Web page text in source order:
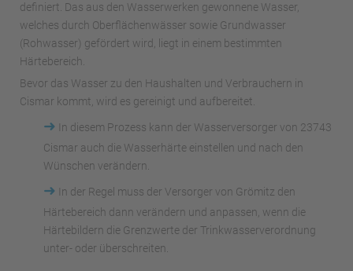
definiert. Das aus den Wasserwerken gewonnene Wasser,
welches durch Oberflächenwässer sowie Grundwasser
(Rohwasser) gefördert wird, liegt in einem bestimmten
Härtebereich.
Bevor das Wasser zu den Haushalten und Verbrauchern in
Cismar kommt, wird es gereinigt und aufbereitet.
➜
In diesem Prozess kann der Wasserversorger von 23743
Cismar auch die Wasserhärte einstellen und nach den
Wünschen verändern.
➜
In der Regel muss der Versorger von Grömitz den
Härtebereich dann verändern und anpassen, wenn die
Härtebildern die Grenzwerte der Trinkwasserverordnung
unter- oder überschreiten.